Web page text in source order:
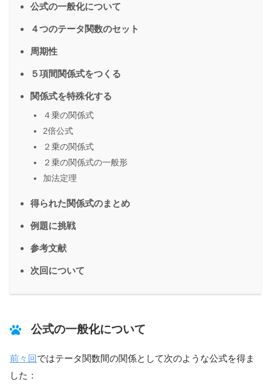
公式の一般化について
４つのテータ関数のセット
周期性
５項間関係式をつくる
関係式を特殊化する
４乗の関係式
2倍公式
２乗の関係式
２乗の関係式の一般形
加法定理
得られた関係式のまとめ
例題に挑戦
参考文献
次回について
公式の一般化について
前々回ではテータ関数間の関係として次のような公式を得ま
した：